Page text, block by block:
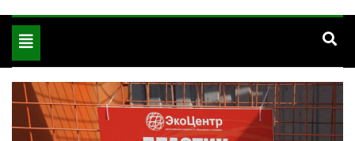
"Дружба" — газета
района РА
Красногвардейского района Республики Адыгея
Toggle
navigation